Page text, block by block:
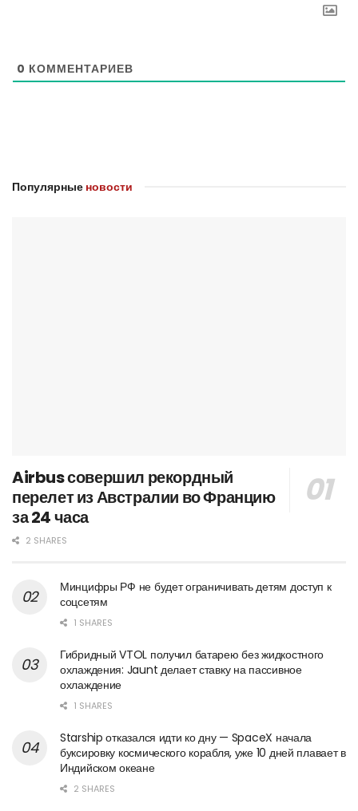
0 КОММЕНТАРИЕВ
Популярные новости
Airbus совершил рекордный
перелет из Австралии во Францию
за 24 часа
2 SHARES
Минцифры РФ не будет ограничивать детям доступ к
соцсетям
1 SHARES
Гибридный VTOL получил батарею без жидкостного
охлаждения: Jaunt делает ставку на пассивное
охлаждение
1 SHARES
Starship отказался идти ко дну — SpaceX начала
буксировку космического корабля, уже 10 дней плавает в
Индийском океане
2 SHARES